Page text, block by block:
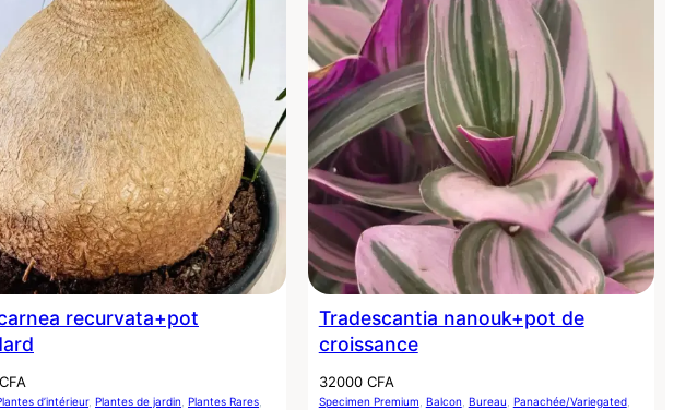
recurvata+pot
CFA
d’intérieur, Plantes de jardin Plantes Rares
Tradescantia nanouk+pot de
croissance
32000 CFA
Specimen Premium Balcon Bureau Panachée/Variegated
!
plus d’informations.